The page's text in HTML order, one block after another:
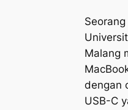
Malang
dengan
USB-C